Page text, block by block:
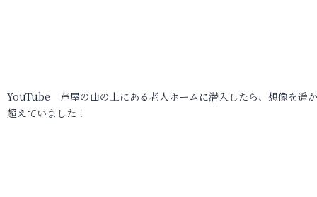
YouTube 芦屋の山の上にある老人ホームに潜入したら、想像を遥
超えていました！